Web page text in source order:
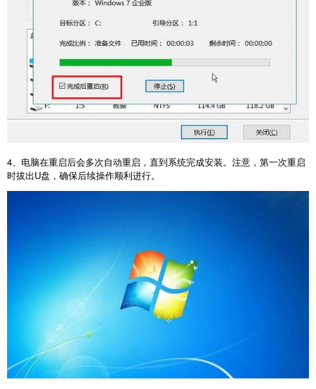
4、电脑在重启后会多次自动重启，直到系统完成安装。注意，第一次重启
时拔出U盘，确保后续操作顺利进行。